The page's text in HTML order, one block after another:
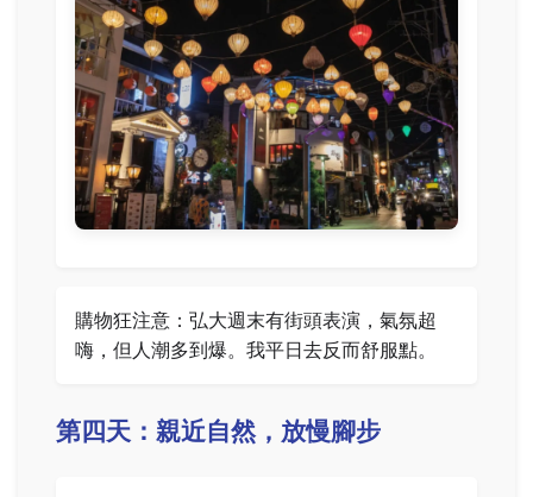
購物狂注意：弘大週末有街頭表演，氣氛超
嗨，但人潮多到爆。我平日去反而舒服點。
第四天：親近自然，放慢腳步